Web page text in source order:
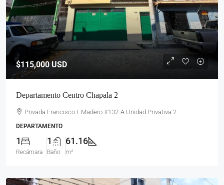
$115,000 USD
Departamento Centro Chapala 2
Privada Francisco I. Madero #132-A Unidad Privativa 2
DEPARTAMENTO
1
Recámara
1
Baño
61.16
m²